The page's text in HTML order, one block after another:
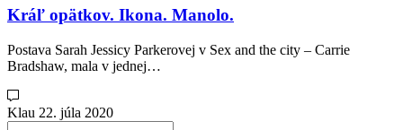
Kráľ opätkov. Ikona. Manolo.
Postava Sarah Jessicy Parkerovej v Sex and the city – Carrie
Bradshaw, mala v jednej…
Klau 22. júla 2020